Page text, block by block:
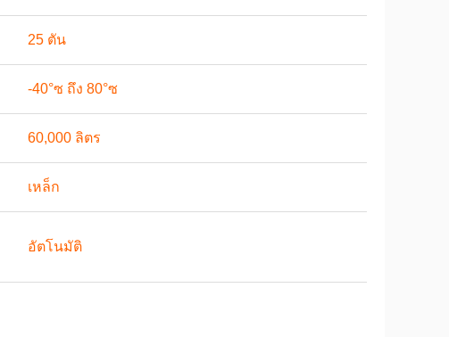
25 ตัน
-40°ซ ถึง 80°ซ
60,000 ลิตร
เหล็ก
อัตโนมัติ